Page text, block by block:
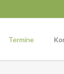
Termine